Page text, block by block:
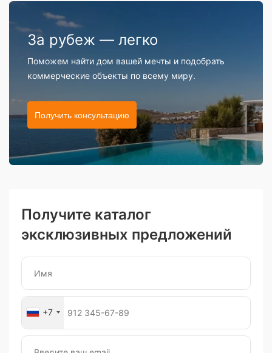
За рубеж — легко
Поможем найти дом вашей мечты и подобрать
коммерческие объекты по всему миру.
Получить консультацию
Получите каталог
эксклюзивных предложений
+7